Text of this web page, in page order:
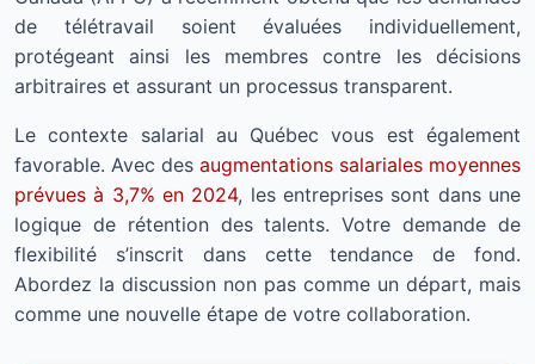
de télétravail soient évaluées individuellement,
protégeant ainsi les membres contre les décisions
arbitraires et assurant un processus transparent.
Le contexte salarial au Québec vous est également
favorable. Avec des augmentations salariales moyennes
prévues à 3,7% en 2024, les entreprises sont dans une
logique de rétention des talents. Votre demande de
flexibilité s’inscrit dans cette tendance de fond.
Abordez la discussion non pas comme un départ, mais
comme une nouvelle étape de votre collaboration.